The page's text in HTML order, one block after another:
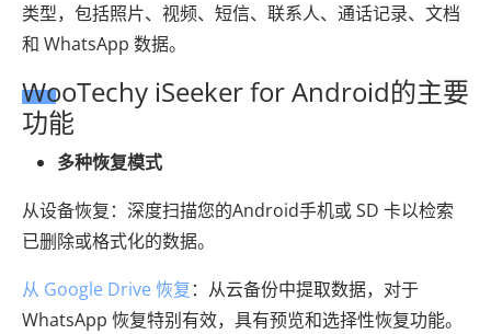
类型，包括照片、视频、短信、联系人、通话记录、文档
和 WhatsApp 数据。
WooTechy iSeeker for Android的主要
功能
多种恢复模式
从设备恢复：深度扫描您的Android手机或 SD 卡以检索
已删除或格式化的数据。
从 Google Drive 恢复：从云备份中提取数据，对于
WhatsApp 恢复特别有效，具有预览和选择性恢复功能。